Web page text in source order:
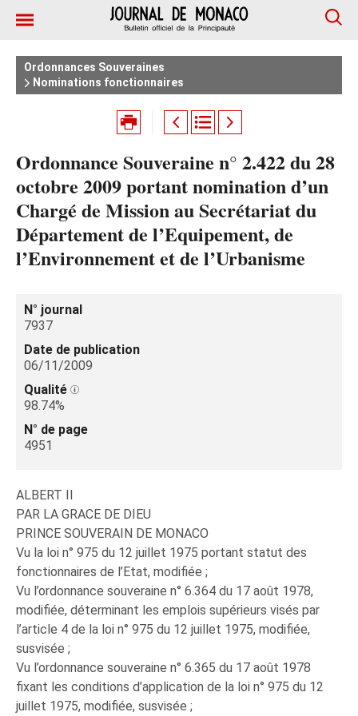
Ordonnances Souveraines
Nominations fonctionnaires
Ordonnance Souveraine n° 2.422 du 28
octobre 2009 portant nomination d’un
Chargé de Mission au Secrétariat du
Département de l’Equipement, de
l’Environnement et de l’Urbanisme
N° journal
7937
Date de publication
06/11/2009
Qualité
98.74%
N° de page
4951
ALBERT II
PAR LA GRACE DE DIEU
PRINCE SOUVERAIN DE MONACO
Vu la loi n° 975 du 12 juillet 1975 portant statut des
fonctionnaires de l’Etat, modifiée ;
Vu l’ordonnance souveraine n° 6.364 du 17 août 1978,
modifiée, déterminant les emplois supérieurs visés par
l’article 4 de la loi n° 975 du 12 juillet 1975, modifiée,
susvisée ;
Vu l’ordonnance souveraine n° 6.365 du 17 août 1978
fixant les conditions d’application de la loi n° 975 du 12
juillet 1975, modifiée, susvisée ;